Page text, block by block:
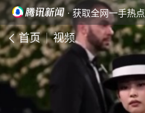
· 获取全网一手热点
首页 视频